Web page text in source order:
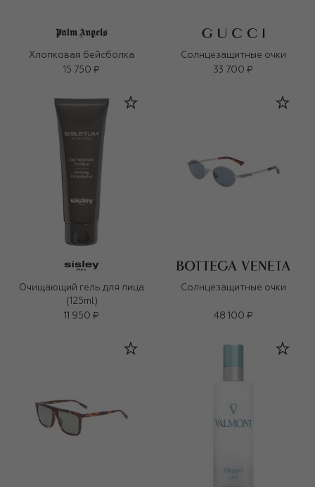
Хлопковая бейсболка
15 750 ₽
Солнцезащитные очки
33 700 ₽
Очищающий гель для лица
(125ml)
11 950 ₽
Солнцезащитные очки
48 100 ₽